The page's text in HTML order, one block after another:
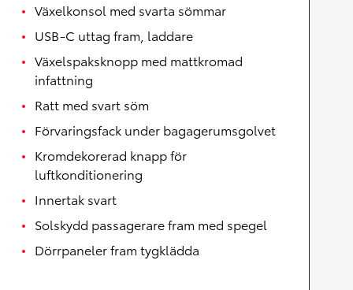
Växelkonsol med svarta sömmar
USB-C uttag fram, laddare
Växelspaksknopp med mattkromad
infattning
Ratt med svart söm
Förvaringsfack under bagagerumsgolvet
Kromdekorerad knapp för
luftkonditionering
Innertak svart
Solskydd passagerare fram med spegel
Dörrpaneler fram tygklädda